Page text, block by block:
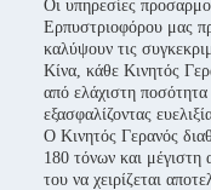
Οι υπηρεσίες
Ερπυστριοφόρου μας
καλύψουν τις
Κίνα, κάθε Κινητός
από ελάχιστη ποσότητα
εξασφαλίζοντας
Ο Κινητός Γερανός
180 τόνων και μέγιστη
του να χειρίζεται